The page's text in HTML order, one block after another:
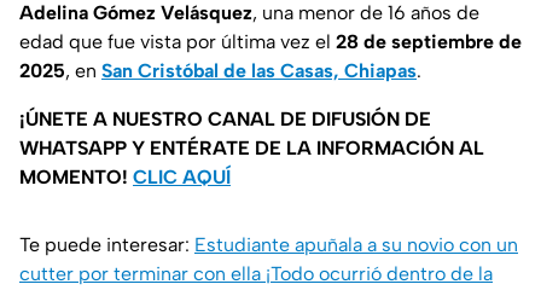
Adelina Gómez Velásquez, una menor de 16 años de
edad que fue vista por última vez el 28 de septiembre de
2025, en San Cristóbal de las Casas, Chiapas.
¡ÚNETE A NUESTRO CANAL DE DIFUSIÓN DE
WHATSAPP Y ENTÉRATE DE LA INFORMACIÓN AL
MOMENTO! CLIC AQUÍ
Te puede interesar: Estudiante apuñala a su novio con un
cutter por terminar con ella ¡Todo ocurrió dentro de la